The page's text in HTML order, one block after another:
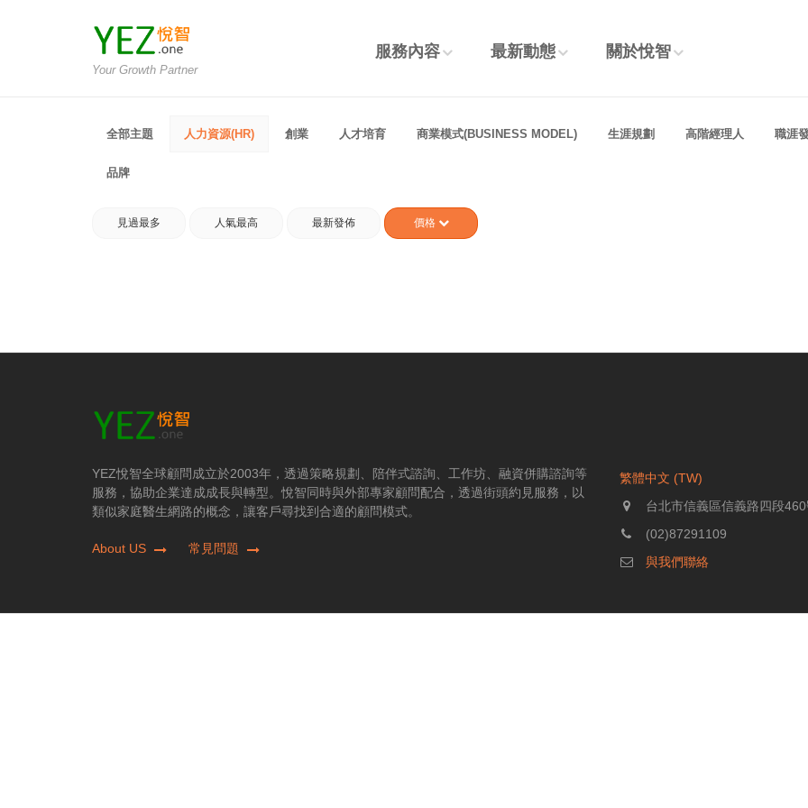
Your Growth Partner
服務內容 最新動態 關於悅智
全部主題 人力資源(HR) 創業 人才培育 商業模式(BUSINESS MODEL) 生涯規劃 高階經理人 職涯
品牌
見過最多 人氣最高 最新發佈 價格
YEZ悅智全球顧問成立於2003年，透過策略規劃、陪伴式諮詢、工作坊、融資併購諮詢等
服務，協助企業達成成長與轉型。悅智同時與外部專家顧問配合，透過街頭約見服務，以
類似家庭醫生網路的概念，讓客戶尋找到合適的顧問模式。
About US 常見問題
繁體中文 (TW)
台北市信義區信義路四段
(02)87291109
與我們聯絡